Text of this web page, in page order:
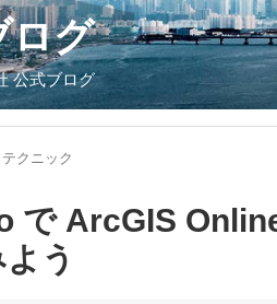
ログ
公式ブログ
クニック
で ArcGIS
う